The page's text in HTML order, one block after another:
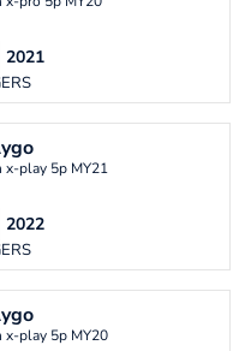
2021
x-play 5p MY21
2022
x-play 5p MY20